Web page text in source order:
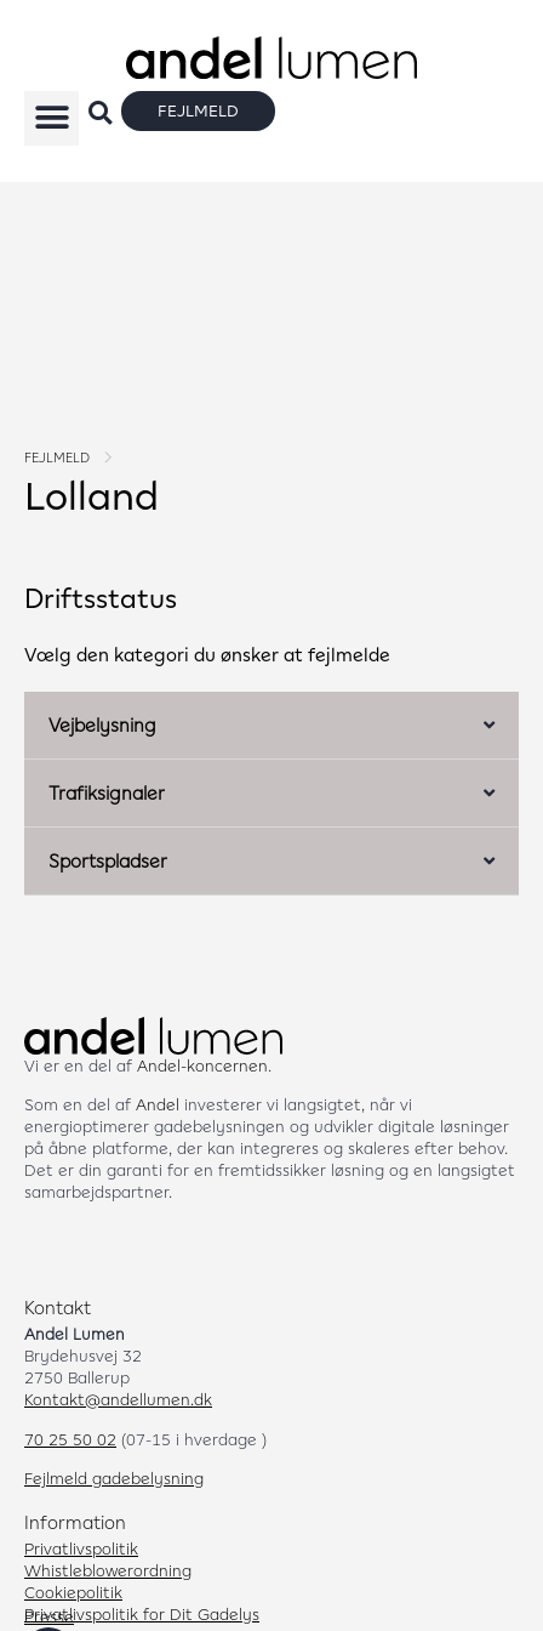
FEJLMELD
FEJLMELD
Lolland
Driftsstatus
Vælg den kategori du ønsker at fejlmelde
Vejbelysning
Trafiksignaler
Sportspladser
Vi er en del af Andel-koncernen.
Som en del af Andel investerer vi langsigtet, når vi
energioptimerer gadebelysningen og udvikler digitale løsninger
på åbne platforme, der kan integreres og skaleres efter behov.
Det er din garanti for en fremtidssikker løsning og en langsigtet
samarbejdspartner.
Kontakt
Andel Lumen
Brydehusvej 32
2750 Ballerup
Kontakt@andellumen.dk
70 25 50 02 (07-15 i hverdage )
Fejlmeld gadebelysning
Information
Privatlivspolitik
Whistleblowerordning
Cookiepolitik
Privatlivspolitik for Dit Gadelys
Presse